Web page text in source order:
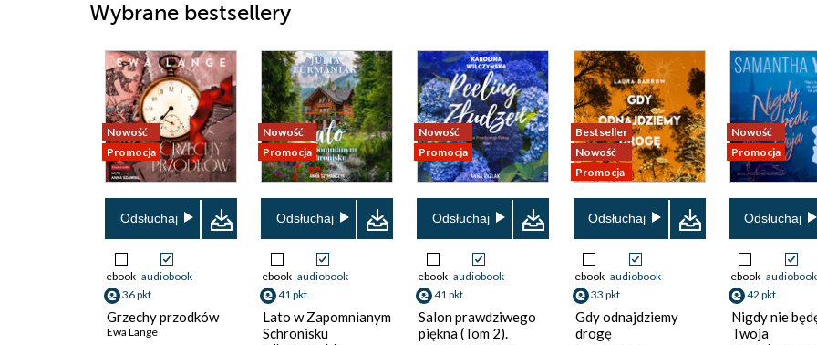
Wybrane bestsellery
Nowość
Promocja
Odsłuchaj
ebook audiobook
36 pkt
Grzechy przodków
Ewa Lange
Nowość
Promocja
Odsłuchaj
ebook audiobook
41 pkt
Lato w Zapomnianym
Schronisku
Nowość
Promocja
Odsłuchaj
ebook audiobook
41 pkt
Salon prawdziwego
piękna (Tom 2).
Bestseller
Nowość
Promocja
Odsłuchaj
ebook audiobook
33 pkt
Gdy odnajdziemy
drogę
Nowość
Promocja
Odsłuchaj
ebook audiobook
42 pkt
Nigdy nie
Twoja